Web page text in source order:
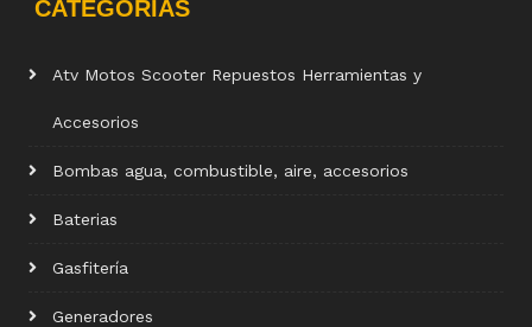
CATEGORÍAS
Atv Motos Scooter Repuestos Herramientas y
Accesorios
Bombas agua, combustible, aire, accesorios
Baterias
Gasfitería
Generadores